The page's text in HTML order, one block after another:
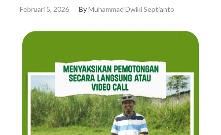
Februari 5, 2026 ByMuhammad Dwiki Septianto